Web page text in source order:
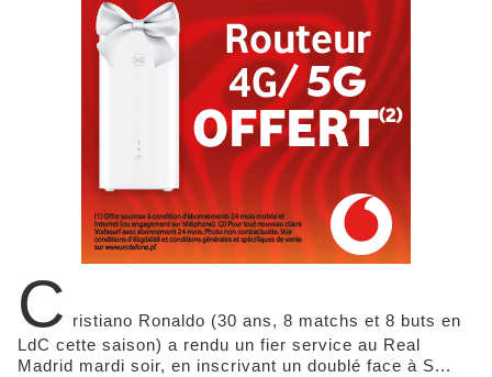
C ristiano Ronaldo (30 ans, 8 matchs et 8 buts en
LdC cette saison) a rendu un fier service au Real
Madrid mardi soir, en inscrivant un doublé face à S...